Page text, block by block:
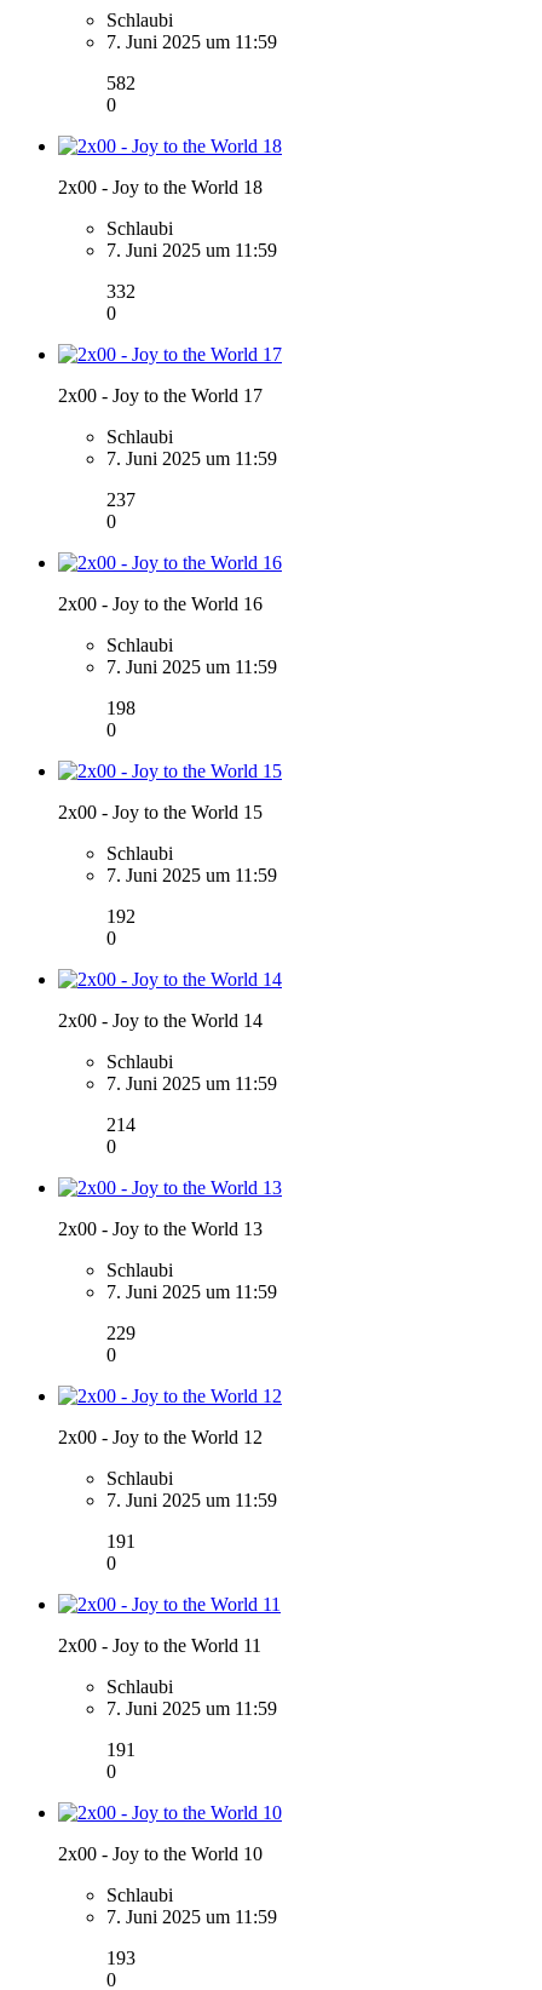
Schlaubi
7. Juni 2025 um 11:59
582
0
2x00 - Joy to the World 18
Schlaubi
7. Juni 2025 um 11:59
332
0
2x00 - Joy to the World 17
Schlaubi
7. Juni 2025 um 11:59
237
0
2x00 - Joy to the World 16
Schlaubi
7. Juni 2025 um 11:59
198
0
2x00 - Joy to the World 15
Schlaubi
7. Juni 2025 um 11:59
192
0
2x00 - Joy to the World 14
Schlaubi
7. Juni 2025 um 11:59
214
0
2x00 - Joy to the World 13
Schlaubi
7. Juni 2025 um 11:59
229
0
2x00 - Joy to the World 12
Schlaubi
7. Juni 2025 um 11:59
191
0
2x00 - Joy to the World 11
Schlaubi
7. Juni 2025 um 11:59
191
0
2x00 - Joy to the World 10
Schlaubi
7. Juni 2025 um 11:59
193
0